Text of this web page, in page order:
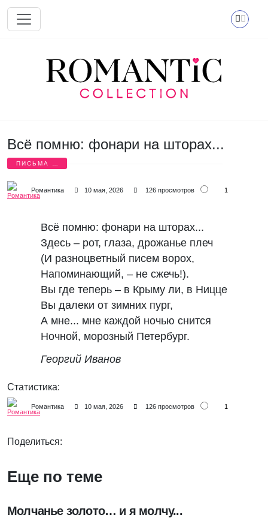
Перейти к основному содержанию
Всё помню: фонари на шторах...
ПИСЬМА О
Романтика 10 мая, 2026 126 просмотров 1
Всё помню: фонари на шторах...
Здесь – рот, глаза, дрожанье плеч
(И разноцветный писем ворох,
Напоминающий, – не сжечь!).
Вы где теперь – в Крыму ли, в Ницце
Вы далеки от зимних пург,
А мне... мне каждой ночью снится
Ночной, морозный Петербург.
Георгий Иванов
Статистика:
Романтика 10 мая, 2026 126 просмотров 1
Поделиться:
Еще по теме
Молчанье золото… и я молчу...